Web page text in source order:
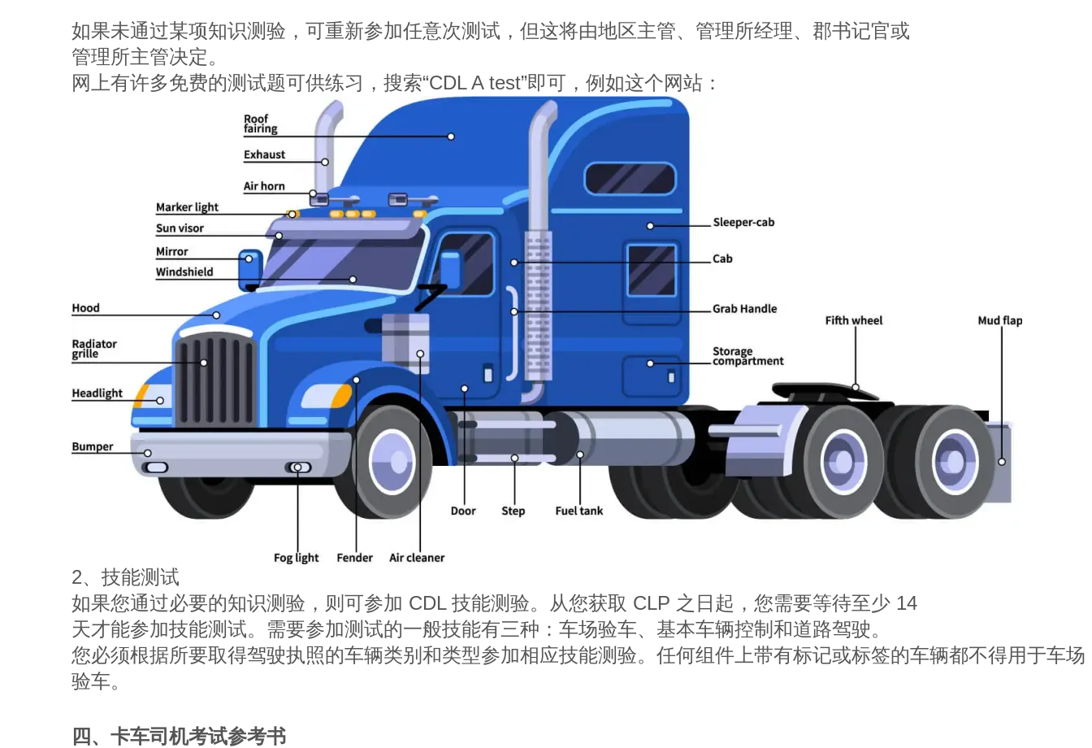
如果未通过某项知识测验，可重新参加任意次测试，但这将由地区主管、管理所经理、郡书记官或
管理所主管决定。
网上有许多免费的测试题可供练习，搜索“CDL A test”即可，例如这个网站：
2、技能测试
如果您通过必要的知识测验，则可参加 CDL 技能测验。从您获取 CLP 之日起，您需要等待至少 14
天才能参加技能测试。需要参加测试的一般技能有三种：车场验车、基本车辆控制和道路驾驶。
您必须根据所要取得驾驶执照的车辆类别和类型参加相应技能测验。任何组件上带有标记或标签的车辆都不得用于车场
验车。
四、卡车司机考试参考书